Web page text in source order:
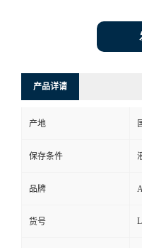
产品详请
产地
保存条件
品牌
货号